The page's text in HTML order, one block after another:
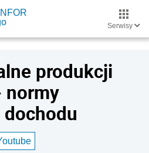
Serwisy
produkcji
normy